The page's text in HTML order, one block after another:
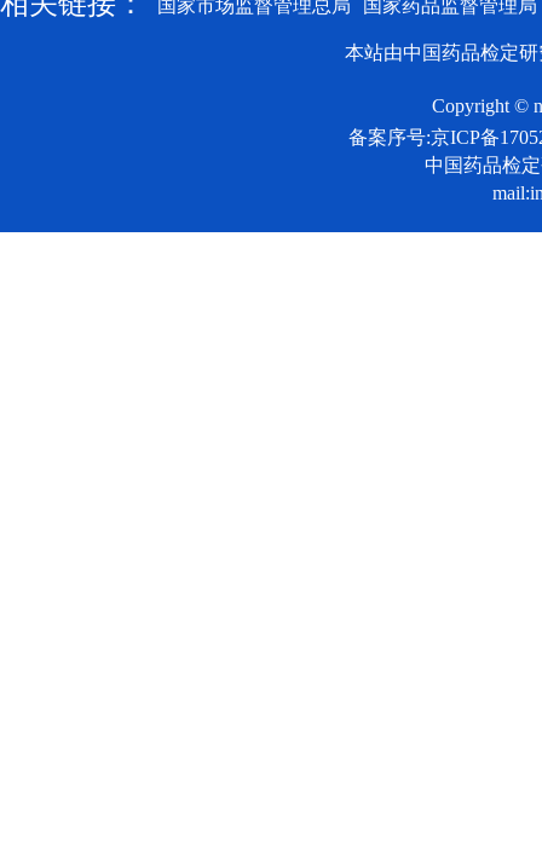
国家市场监督管理总局 国家药品监督管理局
本站由中国药品检定
Copyright ©
备案序号:京ICP备
中国药品检